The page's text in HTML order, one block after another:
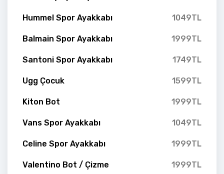
Hummel Spor Ayakkabı 1049TL
Balmain Spor Ayakkabı 1999TL
Santoni Spor Ayakkabı 1749TL
Ugg Çocuk 1599TL
Kiton Bot 1999TL
Vans Spor Ayakkabı 1049TL
Celine Spor Ayakkabı 1999TL
Valentino Bot / Çizme 1999TL